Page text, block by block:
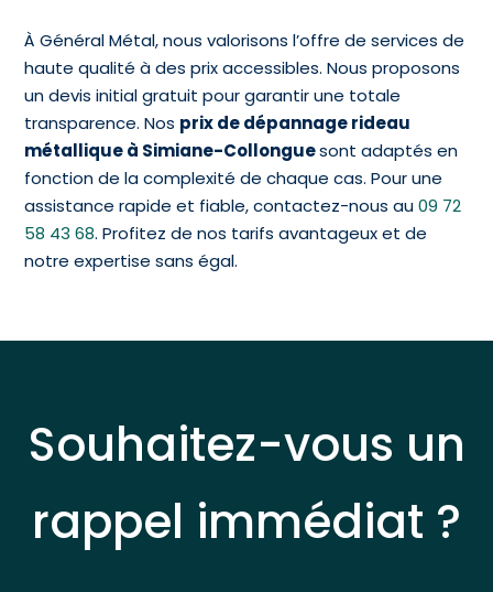
À Général Métal, nous valorisons l’offre de services de
haute qualité à des prix accessibles. Nous proposons
un devis initial gratuit pour garantir une totale
transparence. Nos prix de dépannage rideau
métallique à Simiane-Collonguesont adaptés en
fonction de la complexité de chaque cas. Pour une
assistance rapide et fiable, contactez-nous au09 72
58 43 68. Profitez de nos tarifs avantageux et de
notre expertise sans égal.
Souhaitez-vous un
rappel immédiat ?